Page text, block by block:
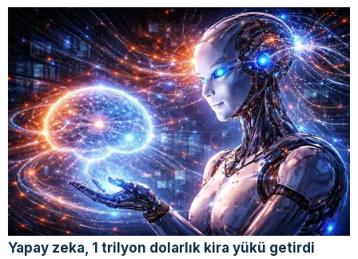
Yapay zeka, 1 trilyon dolarlık kira yükü getirdi